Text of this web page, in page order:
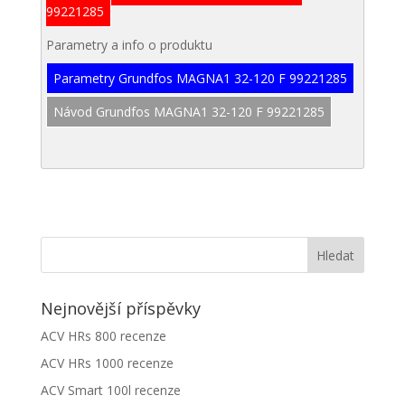
99221285
Parametry a info o produktu
Parametry Grundfos MAGNA1 32-120 F 99221285
Návod Grundfos MAGNA1 32-120 F 99221285
Nejnovější příspěvky
ACV HRs 800 recenze
ACV HRs 1000 recenze
ACV Smart 100l recenze